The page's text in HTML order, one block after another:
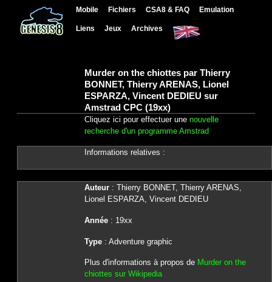
Mobile Fichiers CSA8 & FAQ Emulation
Liens Jeux Archives
Murder on the chiottes par Thierry
BONNET, Thierry ARENAS, Lionel
ESPARZA, Vincent DEDIEU sur
Amstrad CPC (19xx)
Cliquez ici pour effectuer une nouvelle
recherche d'un programme Amstrad
Informations relatives :
Auteur: Thierry BONNET, Thierry ARENAS,
Lionel ESPARZA, Vincent DEDIEU
Année: 19xx
Type: Adventure graphic
Plus d'informations à propos de Murder on the
chiottes sur Wikipedia